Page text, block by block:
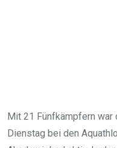
Mit 21 Fünfkämpfern war
Dienstag bei den